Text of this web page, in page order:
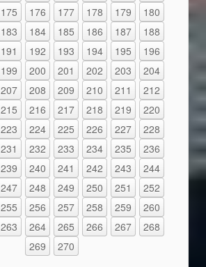
175 176 177 178 179
180
183 184 185 186 187
188
191 192 193 194 195
196
199 200 201 202 203
204
207 208 209 210 211
212
215 216 217 218 219
220
223 224 225 226 227
228
231 232 233 234 235
236
239 240 241 242 243
244
247 248 249 250 251
252
255 256 257 258 259
260
263 264 265 266 267
268
269
270